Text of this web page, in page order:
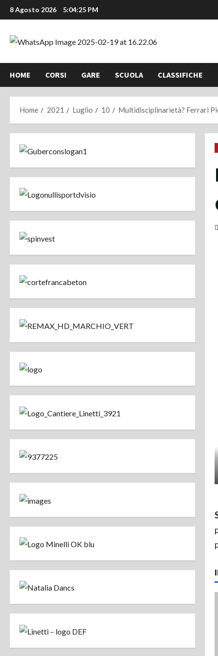
al
8 Agosto 2026 5:04:25 PM
HOME CORSI GARE SCUOLA CLASSIFICHE
Home 2021 Luglio 10 Multidisciplinarietà? Ferrari